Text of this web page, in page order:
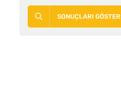
SONUÇLARI GÖSTER